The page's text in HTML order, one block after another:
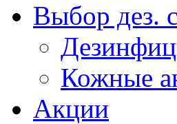
Выбор дез.
Кожные
Акции